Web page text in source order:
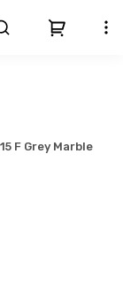
F Grey Marble